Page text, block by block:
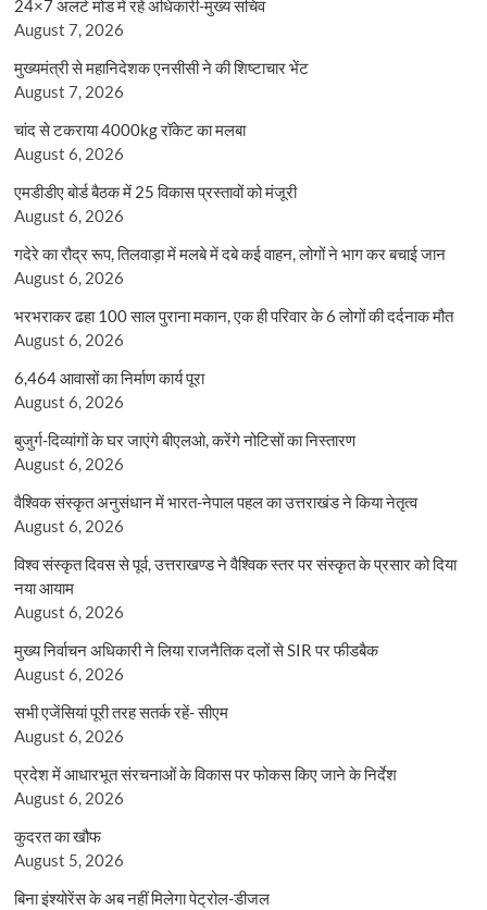
24×7 अलर्ट मोड में रहें अधिकारी-मुख्य सचिव
August 7, 2026
मुख्यमंत्री से महानिदेशक एनसीसी ने की शिष्टाचार भेंट
August 7, 2026
चांद से टकराया 4000kg रॉकेट का मलबा
August 6, 2026
एमडीडीए बोर्ड बैठक में 25 विकास प्रस्तावों को मंजूरी
August 6, 2026
गदेरे का रौद्र रूप, तिलवाड़ा में मलबे में दबे कई वाहन, लोगों ने भाग कर बचाई जान
August 6, 2026
भरभराकर ढहा 100 साल पुराना मकान, एक ही परिवार के 6 लोगों की दर्दनाक मौत
August 6, 2026
6,464 आवासों का निर्माण कार्य पूरा
August 6, 2026
बुजुर्ग-दिव्यांगों के घर जाएंगे बीएलओ, करेंगे नोटिसों का निस्तारण
August 6, 2026
वैश्विक संस्कृत अनुसंधान में भारत-नेपाल पहल का उत्तराखंड ने किया नेतृत्व
August 6, 2026
विश्व संस्कृत दिवस से पूर्व, उत्तराखण्ड ने वैश्विक स्तर पर संस्कृत के प्रसार को दिया
नया आयाम
August 6, 2026
मुख्य निर्वाचन अधिकारी ने लिया राजनैतिक दलों से SIR पर फीडबैक
August 6, 2026
सभी एजेंसियां पूरी तरह सतर्क रहें- सीएम
August 6, 2026
प्रदेश में आधारभूत संरचनाओं के विकास पर फोकस किए जाने के निर्देश
August 6, 2026
कुदरत का खौफ
August 5, 2026
बिना इंश्योरेंस के अब नहीं मिलेगा पेट्रोल-डीजल